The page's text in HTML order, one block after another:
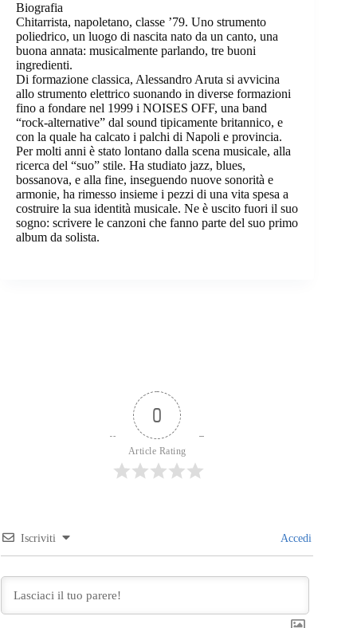
Biografia
Chitarrista, napoletano, classe ’79. Uno strumento
poliedrico, un luogo di nascita nato da un canto, una
buona annata: musicalmente parlando, tre buoni
ingredienti.
Di formazione classica, Alessandro Aruta si avvicina
allo strumento elettrico suonando in diverse formazioni
fino a fondare nel 1999 i NOISES OFF, una band
“rock-alternative” dal sound tipicamente britannico, e
con la quale ha calcato i palchi di Napoli e provincia.
Per molti anni è stato lontano dalla scena musicale, alla
ricerca del “suo” stile. Ha studiato jazz, blues,
bossanova, e alla fine, inseguendo nuove sonorità e
armonie, ha rimesso insieme i pezzi di una vita spesa a
costruire la sua identità musicale. Ne è uscito fuori il suo
sogno: scrivere le canzoni che fanno parte del suo primo
album da solista.
0
Article Rating
Iscriviti Accedi